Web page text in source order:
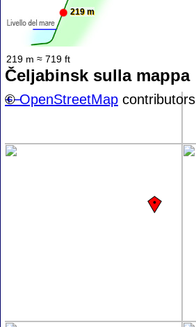
219 m
219 m ≈ 719 ft
Čeljabinsk sulla mappa
+−
©OpenStreetMap contributors